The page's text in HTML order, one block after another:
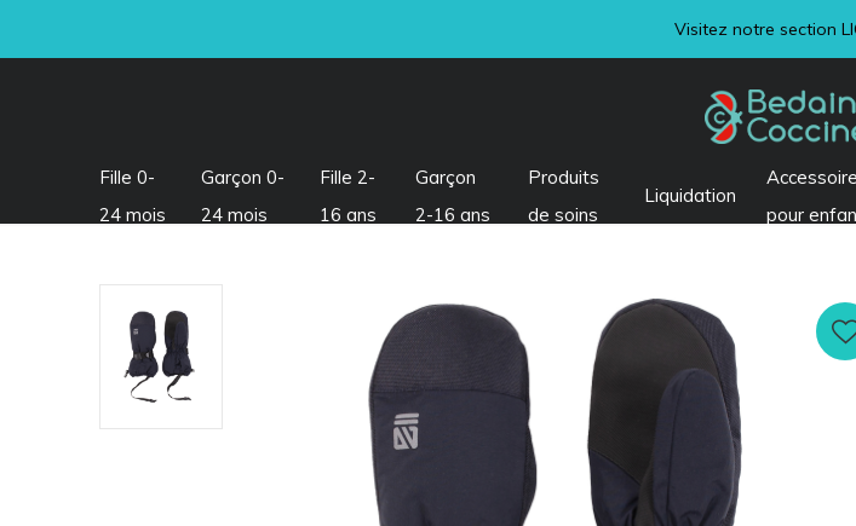
Fille 0-
24 mois
Garçon 0-
24 mois
Fille 2-
16 ans
Garçon
2-16 ans
Produits
de soins
Liquidation
pour
Livraison express à